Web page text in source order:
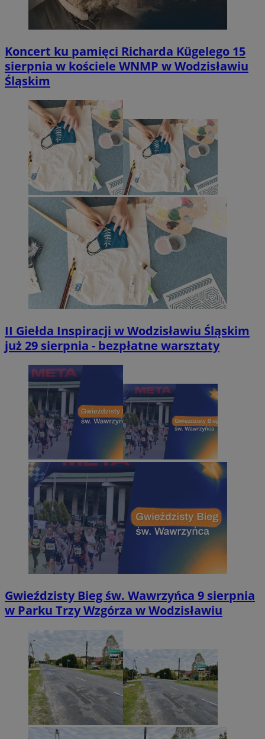
Koncert ku pamięci Richarda Kügelego 15
sierpnia w kościele WNMP w Wodzisławiu
Śląskim
II Giełda Inspiracji w Wodzisławiu Śląskim
już 29 sierpnia - bezpłatne warsztaty
Gwieździsty Bieg św. Wawrzyńca 9 sierpnia
w Parku Trzy Wzgórza w Wodzisławiu